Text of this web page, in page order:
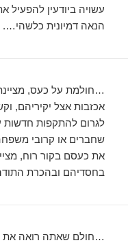
עשויה ביודעין
הנאה דמיונית כלשהי….
…חולמת על כעס,
אכזבות אצל יקיריהם,
לגרום להתקפות חדשות
שחברים או קרובי
את כעסם בקור רוח,
בחסדיהם ובהכרת
…חולם שאתה רואה את